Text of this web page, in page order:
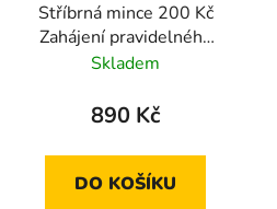
Stříbrná mince 200 Kč
Zahájení pravidelného
vysílání
rozhlasu 2023 standard
Skladem
890 Kč
DO KOŠÍKU